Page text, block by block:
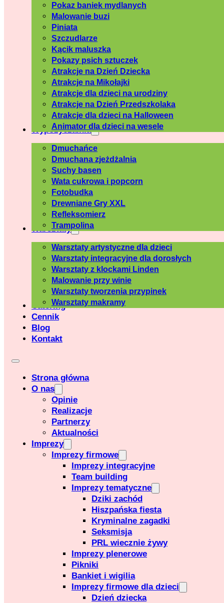
Pokaz baniek mydlanych
Malowanie buzi
Piniata
Szczudlarze
Kącik maluszka
Pokazy psich sztuczek
Atrakcje na Dzień Dziecka
Atrakcje na Mikołajki
Atrakcje dla dzieci na urodziny
Atrakcje na Dzień Przedszkolaka
Atrakcje dla dzieci na Halloween
Animator dla dzieci na wesele
Wypożyczalnia
Dmuchańce
Dmuchana zjeżdżalnia
Suchy basen
Wata cukrowa i popcorn
Fotobudka
Drewniane Gry XXL
Refleksomierz
Trampolina
Warsztaty
Warsztaty artystyczne dla dzieci
Warsztaty integracyjne dla dorosłych
Warsztaty z klockami Linden
Malowanie przy winie
Warsztaty tworzenia przypinek
Warsztaty makramy
Catering
Cennik
Blog
Kontakt
Strona główna
O nas
Opinie
Realizacje
Partnerzy
Aktualności
Imprezy
Imprezy firmowe
Imprezy integracyjne
Team building
Imprezy tematyczne
Dziki zachód
Hiszpańska fiesta
Kryminalne zagadki
Seksmisja
PRL wiecznie żywy
Imprezy plenerowe
Pikniki
Bankiet i wigilia
Imprezy firmowe dla dzieci
Dzień dziecka